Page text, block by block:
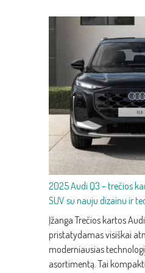
2025 Audi Q3 – trečios
SUV su nauju dizainu ir
Įžanga Trečios kartos
pristatydamas visiškai
moderniausias
asortimentą. Tai